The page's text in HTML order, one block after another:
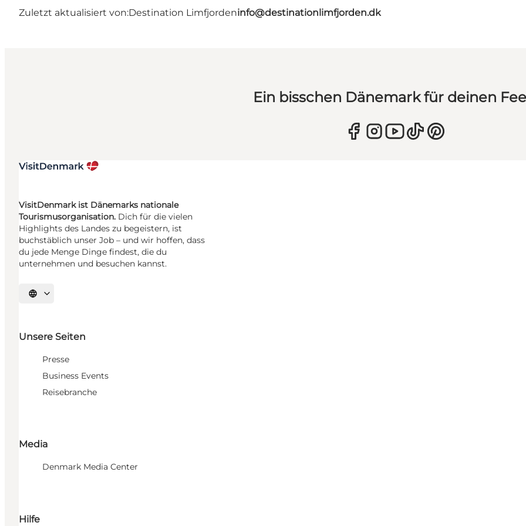
Zuletzt aktualisiert von:Destination Limfjordeninfo@destinationlimfjorden.dk
Ein bisschen Dänemark für deinen
VisitDenmark ist Dänemarks nationale
Tourismusorganisation. Dich für die vielen
Highlights des Landes zu begeistern, ist
buchstäblich unser Job – und wir hoffen, dass
du jede Menge Dinge findest, die du
unternehmen und besuchen kannst.
Sprache auswählen
Unsere Seiten
Presse
Business Events
Reisebranche
Media
Denmark Media Center
Hilfe